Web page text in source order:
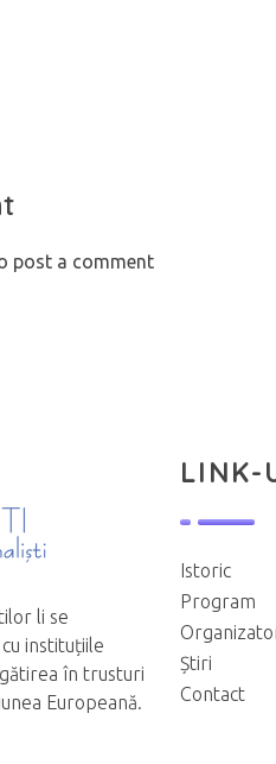
post a comment
li se
instituțiile
în trusturi
Europeană.
LINK-
Istoric
Program
Știri
Contact